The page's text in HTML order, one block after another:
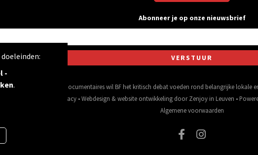
Abonneer je op onze nieuwsbrief
Via inspirerende films & documentaires wil BF het kritisch debat voeden rond belangrijke lokale
Privacy •Webdesign &website ontwikkeling doorZenjoy in Leuven •
Algemene voorwaarden
-
.